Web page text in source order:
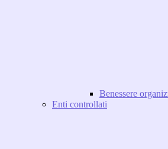
Benessere
Enti controllati